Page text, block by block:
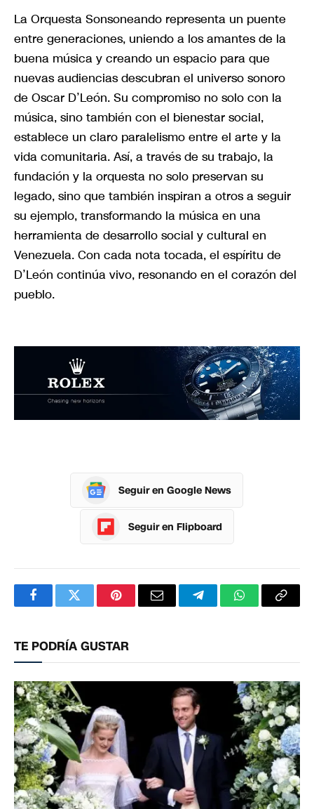
La Orquesta Sonsoneando representa un puente
entre generaciones, uniendo a los amantes de la
buena música y creando un espacio para que
nuevas audiencias descubran el universo sonoro
de Oscar D’León. Su compromiso no solo con la
música, sino también con el bienestar social,
establece un claro paralelismo entre el arte y la
vida comunitaria. Así, a través de su trabajo, la
fundación y la orquesta no solo preservan su
legado, sino que también inspiran a otros a seguir
su ejemplo, transformando la música en una
herramienta de desarrollo social y cultural en
Venezuela. Con cada nota tocada, el espíritu de
D’León continúa vivo, resonando en el corazón del
pueblo.
Seguir en Google News
Seguir en Flipboard
FacebookTwitterPinterestCorreoTelegramWhatsApp
TE PODRÍA GUSTAR